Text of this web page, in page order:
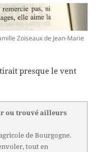
Zoiseaux de Jean-Marie
presque le vent
ou trouvé ailleurs
de Bourgogne.
tout en